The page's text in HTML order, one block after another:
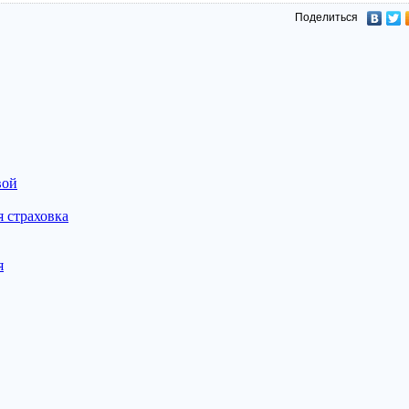
Поделиться